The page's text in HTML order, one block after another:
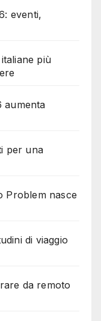
eventi,
più
aumenta
per una
Problem nasce
di viaggio
da remoto